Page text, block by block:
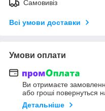
Самовивіз
Всі умови доставки
Умови оплати
Ви отримаєте
або гроші повернуться
Детальніше